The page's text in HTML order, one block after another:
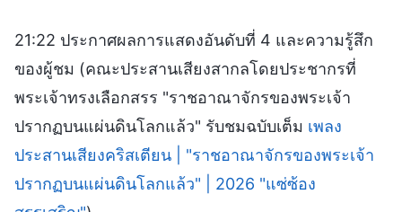
21:22 ประกาศผลการแสดงอันดับที่ 4 และความรู้สึก
ของผู้ชม (คณะประสานเสียงสากลโดยประชากรที่
พระเจ้าทรงเลือกสรร "ราชอาณาจักรของพระเจ้า
ปรากฏบนแผ่นดินโลกแล้ว" รับชมฉบับเต็ม เพลง
ประสานเสียงคริสเตียน | "ราชอาณาจักรของพระเจ้า
ปรากฏบนแผ่นดินโลกแล้ว" | 2026 "แซ่ซ้อง